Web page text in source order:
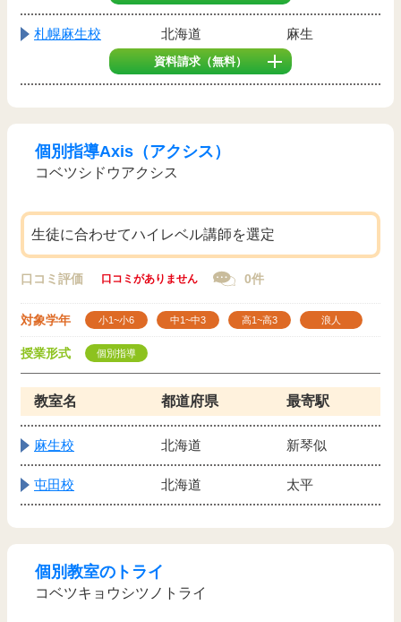
札幌麻生校 北海道 麻生
資料請求（無料）
個別指導Axis（アクシス）
コベツシドウアクシス
生徒に合わせてハイレベル講師を選定
口コミ評価 口コミがありません 0件
対象学年 小1~小6 中1~中3 高1~高3 浪人
授業形式 個別指導
教室名 都道府県 最寄駅
麻生校 北海道 新琴似
屯田校 北海道 太平
個別教室のトライ
コベツキョウシツノトライ